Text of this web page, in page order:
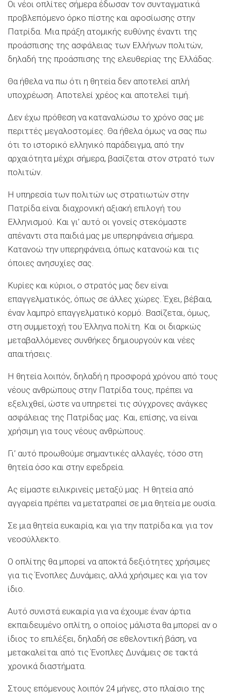
Οι νέοι οπλίτες σήμερα έδωσαν τον συνταγματικά
προβλεπόμενο όρκο πίστης και αφοσίωσης στην
Πατρίδα. Μια πράξη ατομικής ευθύνης έναντι της
προάσπισης της ασφάλειας των Ελλήνων πολιτών,
δηλαδή της προάσπισης της ελευθερίας της Ελλάδας.
Θα ήθελα να πω ότι η θητεία δεν αποτελεί απλή
υποχρέωση. Αποτελεί χρέος και αποτελεί τιμή.
Δεν έχω πρόθεση να καταναλώσω το χρόνο σας με
περιττές μεγαλοστομίες. Θα ήθελα όμως να σας πω
ότι το ιστορικό ελληνικό παράδειγμα, από την
αρχαιότητα μέχρι σήμερα, βασίζεται στον στρατό των
πολιτών.
Η υπηρεσία των πολιτών ως στρατιωτών στην
Πατρίδα είναι διαχρονική αξιακή επιλογή του
Ελληνισμού. Και γι’ αυτό οι γονείς στεκόμαστε
απέναντι στα παιδιά μας με υπερηφάνεια σήμερα.
Κατανοώ την υπερηφάνεια, όπως κατανοώ και τις
όποιες ανησυχίες σας.
Κυρίες και κύριοι, ο στρατός μας δεν είναι
επαγγελματικός, όπως σε άλλες χώρες. Έχει, βέβαια,
έναν λαμπρό επαγγελματικό κορμό. Βασίζεται, όμως,
στη συμμετοχή του Έλληνα πολίτη. Και οι διαρκώς
μεταβαλλόμενες συνθήκες δημιουργούν και νέες
απαιτήσεις.
Η θητεία λοιπόν, δηλαδή η προσφορά χρόνου από τους
νέους ανθρώπους στην Πατρίδα τους, πρέπει να
εξελιχθεί, ώστε να υπηρετεί τις σύγχρονες ανάγκες
ασφάλειας της Πατρίδας μας. Και, επίσης, να είναι
χρήσιμη για τους νέους ανθρώπους.
Γι’ αυτό προωθούμε σημαντικές αλλαγές, τόσο στη
θητεία όσο και στην εφεδρεία.
Ας είμαστε ειλικρινείς μεταξύ μας. Η θητεία από
αγγαρεία πρέπει να μετατραπεί σε μια θητεία με ουσία.
Σε μια θητεία ευκαιρία, και για την πατρίδα και για τον
νεοσύλλεκτο.
Ο οπλίτης θα μπορεί να αποκτά δεξιότητες χρήσιμες
για τις Ένοπλες Δυνάμεις, αλλά χρήσιμες και για τον
ίδιο.
Αυτό συνιστά ευκαιρία για να έχουμε έναν άρτια
εκπαιδευμένο οπλίτη, ο οποίος μάλιστα θα μπορεί αν ο
ίδιος το επιλέξει, δηλαδή σε εθελοντική βάση, να
μετακαλείται από τις Ένοπλες Δυνάμεις σε τακτά
χρονικά διαστήματα.
Στους επόμενους λοιπόν 24 μήνες, στο πλαίσιο της